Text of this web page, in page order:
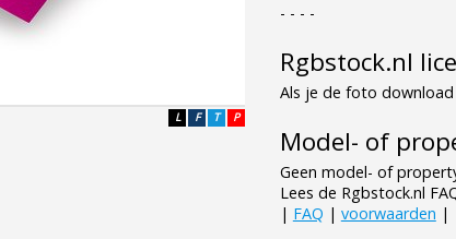
P
T
F
L
- - - -
Rgbstock.nl
Als je de foto
Model- of
Geen model- of
Lees de Rgbstock.nl
| FAQ | voorwaarden |